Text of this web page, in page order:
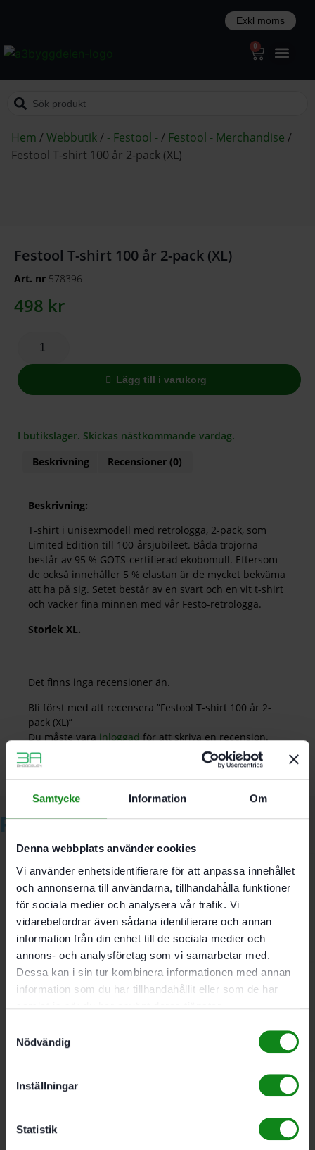
Samtycke Information Om
Denna webbplats använder cookies
Vi använder enhetsidentifierare för att anpassa innehållet
och annonserna till användarna, tillhandahålla funktioner
för sociala medier och analysera vår trafik. Vi
vidarebefordrar även sådana identifierare och annan
information från din enhet till de sociala medier och
annons- och analysföretag som vi samarbetar med.
Dessa kan i sin tur kombinera informationen med annan
information som du har tillhandahållit eller som de har
Nödvändig
Inställningar
Statistik
0
Hem /Webbutik/ - Festool -/ Festool - Merchandise /
Festool T-shirt 100 år 2-pack (XL)
Festool T-shirt 100 år 2-pack (XL)
Art. nr 578396
498 kr
Lägg till i varukorg
I butikslager. Skickas nästkommande vardag.
Beskrivning
Recensioner (0)
Beskrivning:
T-shirt i unisexmodell med retrologga, 2-pack, som
Limited Edition till 100-årsjubileet. Båda tröjorna
består av 95 % GOTS-certifierad ekobomull. Eftersom
de också innehåller 5 % elastan är de mycket bekväma
att ha på sig. Setet består av en svart och en vit t-shirt
och väcker fina minnen med vår Festo-retrologga.
Storlek XL.
Det finns inga recensioner än.
Bli först med att recensera ”Festool T-shirt 100 år 2-
pack (XL)”
Du måste vara inloggad för att skriva en recension.
Relaterade produkter
Festool T-shirt rundhals
S
199 kr
Festool T-shirt rundhals
XL